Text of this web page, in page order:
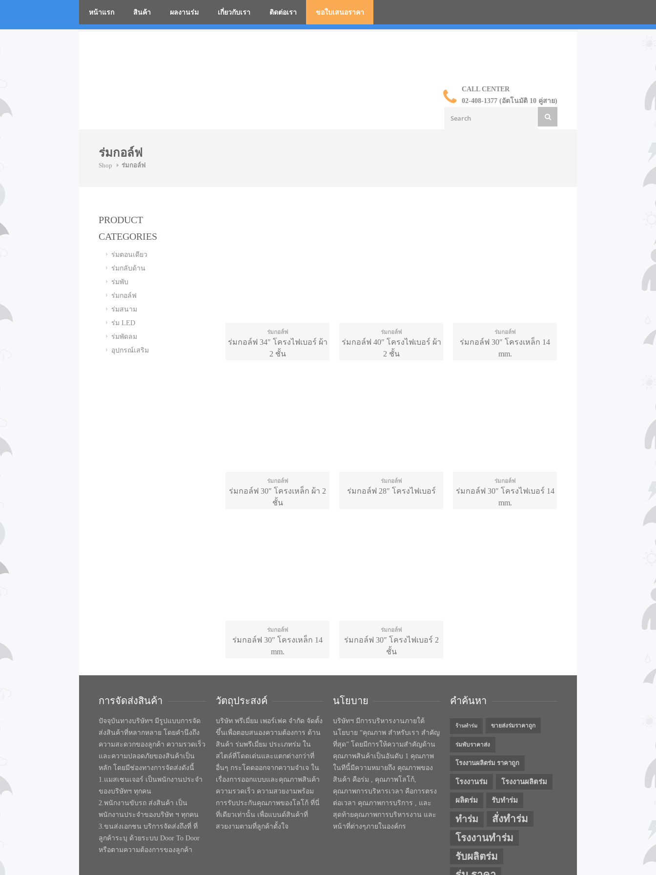
CALL CENTER
02-408-1377 (อัตโนมัติ 10 คู่สาย)
หน้าแรก สินค้า ผลงานร่ม เกี่ยวกับเรา ติดต่อเรา ขอใบเสนอราคา
ร่มกอล์ฟ
Shop ร่มกอล์ฟ
PRODUCT
CATEGORIES
ร่มตอนเดียว
ร่มกลับด้าน
ร่มพับ
ร่มกอล์ฟ
ร่มสนาม
ร่ม LED
ร่มพัดลม
อุปกรณ์เสริม
ร่มกอล์ฟ
ร่มกอล์ฟ 34″ โครงไฟเบอร์ ผ้า
2 ชั้น
ร่มกอล์ฟ
ร่มกอล์ฟ 40″ โครงไฟเบอร์ ผ้า
2 ชั้น
ร่มกอล์ฟ
ร่มกอล์ฟ 30″ โครงเหล็ก 14
mm.
ร่มกอล์ฟ
ร่มกอล์ฟ 30″ โครงเหล็ก ผ้า 2
ชั้น
ร่มกอล์ฟ
ร่มกอล์ฟ 28″ โครงไฟเบอร์
ร่มกอล์ฟ
ร่มกอล์ฟ 30″ โครงไฟเบอร์ 14
mm.
ร่มกอล์ฟ
ร่มกอล์ฟ 30″ โครงเหล็ก 14
mm.
ร่มกอล์ฟ
ร่มกอล์ฟ 30″ โครงไฟเบอร์ 2
ชั้น
การจัดส่งสินค้า
ปัจจุบันทางบริษัทฯ มีรูปแบบการจัด
ส่งสินค้าที่หลากหลาย โดยคำนึงถึง
ความสะดวกของลูกค้า ความรวดเร็ว
และความปลอดภัยของสินค้าเป็น
หลัก โดยมีช่องทางการจัดส่งดังนี้
1.แมสเซนเจอร์ เป็นพนักงานประจำ
ของบริษัทฯ ทุกคน
2.พนักงานขับรถ ส่งสินค้า เป็น
พนักงานประจำของบริษัท ฯ ทุกคน
3.ขนส่งเอกชน บริการจัดส่งถึงที่ ที่
ลูกค้าระบุ ด้วยระบบ Door To Door
หรือตามความต้องการของลูกค้า
วัตถุประสงค์
บริษัท พรีเมี่ยม เพอร์เฟค จำกัด จัดตั้ง
ขึ้นเพื่อตอบสนองความต้องการ ด้าน
สินค้า ร่มพรีเมี่ยม ประเภทร่ม ใน
สไตล์ที่โดดเด่นและแตกต่างกว่าที่
อื่นๆ กระโดดออกจากความจำเจ ใน
เรื่องการออกแบบและคุณภาพสินค้า
ความรวดเร็ว ความสวยงามพร้อม
การรับประกันคุณภาพของโลโก้ ที่นี่
ที่เดียวเท่านั้น เพื่อแบนด์สินค้าที่
สวยงามตามที่ลูกค้าตั้งใจ
นโยบาย
บริษัทฯ มีการบริหารงานภายใต้
นโยบาย “คุณภาพ สำหรับเรา สำคัญ
ที่สุด” โดยมีการให้ความสำคัญด้าน
คุณภาพสินค้าเป็นอันดับ 1 คุณภาพ
ในทีนี้มีความหมายถึง คุณภาพของ
สินค้า คือร่ม , คุณภาพโลโก้,
คุณภาพการบริหารเวลา คือการตรง
ต่อเวลา คุณภาพการบริการ , และ
สุดท้ายคุณภาพการบริหารงาน และ
หน้าที่ต่างๆภายในองค์กร
คำค้นหา
ร้านทำร่ม ขายส่งร่มราคาถูก
ร่มพับราคาส่ง
โรงงานผลิตร่ม ราคาถูก
โรงงานร่ม โรงงานผลิตร่ม
ผลิตร่ม รับทำร่ม
ทำร่ม
สั่งทำร่ม
โรงงานทำร่ม
รับผลิตร่ม
โรงงานร่มสกรีนโลโก้ ร่มพรีเมี่ยม ร่มตอนเดียว ร่มกอล์ฟ ร่มกลับด้าน ราคาส่ง